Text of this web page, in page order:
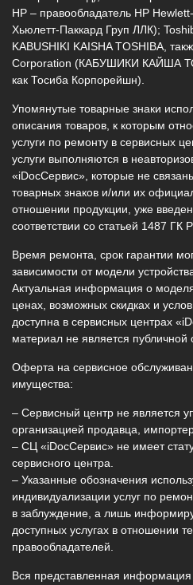
HP – правообладатель HP
Хьюлетт-Паккард Груп ЛЛК);
KABUSHIKI KAISHA TOSHIBA,
Corporation (КАБУШИКИ КАЙША
как Тосиба Корпорейшн).
Упомянутые товарные знаки
описания товаров, к которым
услуги по ремонту в сервисных
услуги выполняются в
«iDocСервис», которые не
товарных знаков и/или их
отношении продукции, уже
соответствии со статьей 1487 ГК
Время ремонта, срок гарантии
зависимости от модели
Актуальная информация о
ценах, возможных скидках и
доступна в сервисных центрах
материал не является публичной
Оферта на сервисное
имущества:
– Сервисный центр не является
организацией продавца,
– СЦ «iDocСервис» не имеет
сервисного центра.
– Указанные обозначения
индивидуализации услуг по
в заблуждение, а лишь
доступных услугах в отношении
правообладателей.
Вся представленная информация